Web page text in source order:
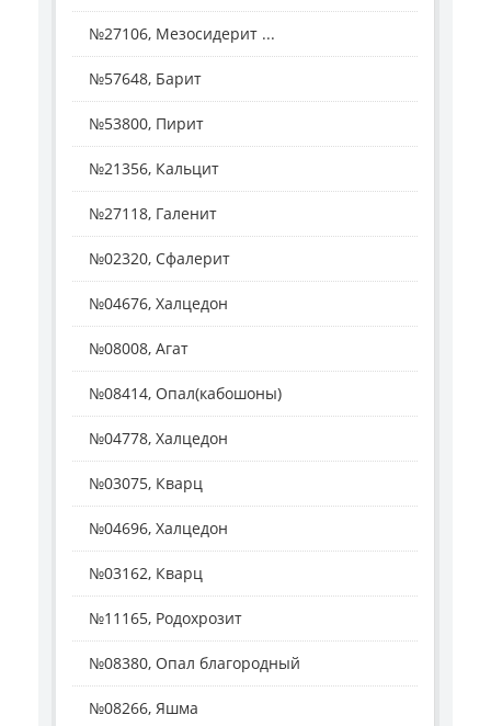
№27106, Мезосидерит ...
№57648, Барит
№53800, Пирит
№21356, Кальцит
№27118, Галенит
№02320, Сфалерит
№04676, Халцедон
№08008, Агат
№08414, Опал(кабошоны)
№04778, Халцедон
№03075, Кварц
№04696, Халцедон
№03162, Кварц
№11165, Родохрозит
№08380, Опал благородный
№08266, Яшма